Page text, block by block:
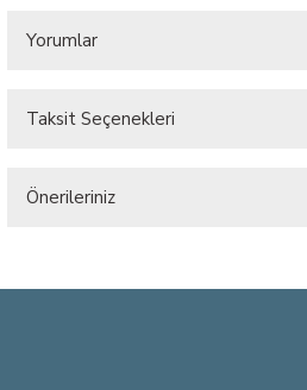
Yorumlar
Taksit Seçenekleri
Önerileriniz